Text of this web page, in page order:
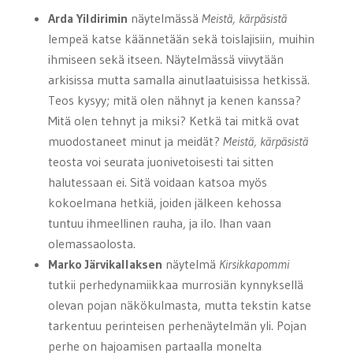
Arda Yildirimin näytelmässä Meistä, kärpäsistä
lempeä katse käännetään sekä toislajisiin, muihin
ihmiseen sekä itseen. Näytelmässä viivytään
arkisissa mutta samalla ainutlaatuisissa hetkissä.
Teos kysyy; mitä olen nähnyt ja kenen kanssa?
Mitä olen tehnyt ja miksi? Ketkä tai mitkä ovat
muodostaneet minut ja meidät? Meistä, kärpäsistä
teosta voi seurata juonivetoisesti tai sitten
halutessaan ei. Sitä voidaan katsoa myös
kokoelmana hetkiä, joiden jälkeen kehossa
tuntuu ihmeel­linen rauha, ja ilo. Ihan vaan
olemassaolosta.
Marko Järvikallaksen näytelmä Kirsikkapommi
tutkii perhedynamiikkaa murrosiän kynnyksellä
olevan pojan näkökulmasta, mutta tekstin katse
tarkentuu perinteisen perhenäytelmän yli. Pojan
perhe on hajoamisen partaalla monelta